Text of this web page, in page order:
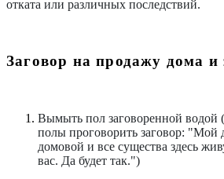
отката или различных последствий.
Заговор на продажу дома и
Вымыть пол заговоренной водой
полы проговорить заговор: "Мой
домовой и все существа здесь
вас. Да будет так.")